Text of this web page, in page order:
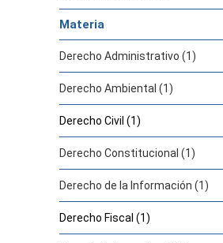
Materia
Derecho Administrativo (1)
Derecho Ambiental (1)
Derecho Civil (1)
Derecho Constitucional (1)
Derecho de la Información (1)
Derecho Fiscal (1)